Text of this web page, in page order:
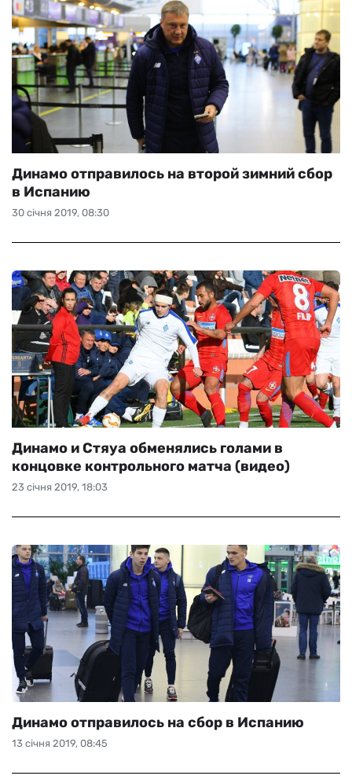
30 січня 2019, 08:30
Динамо отправилось на второй зимний сбор
в Испанию
23 січня 2019, 18:03
Динамо и Стяуа обменялись голами в
концовке контрольного матча (видео)
13 січня 2019, 08:45
Динамо отправилось на сбор в Испанию